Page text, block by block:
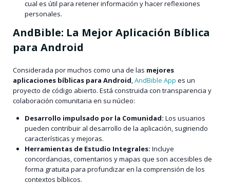
cual es útil para retener información y hacer reflexiones
personales.
AndBible: La Mejor Aplicación Bíblica
para Android
Considerada por muchos como una de las mejores
aplicaciones bíblicas para Android,AndBible App es un
proyecto de código abierto. Está construida con transparencia y
colaboración comunitaria en su núcleo:
Desarrollo impulsado por la Comunidad: Los usuarios
pueden contribuir al desarrollo de la aplicación, sugiriendo
características y mejoras.
Herramientas de Estudio Integrales: Incluye
concordancias, comentarios y mapas que son accesibles de
forma gratuita para profundizar en la comprensión de los
contextos bíblicos.